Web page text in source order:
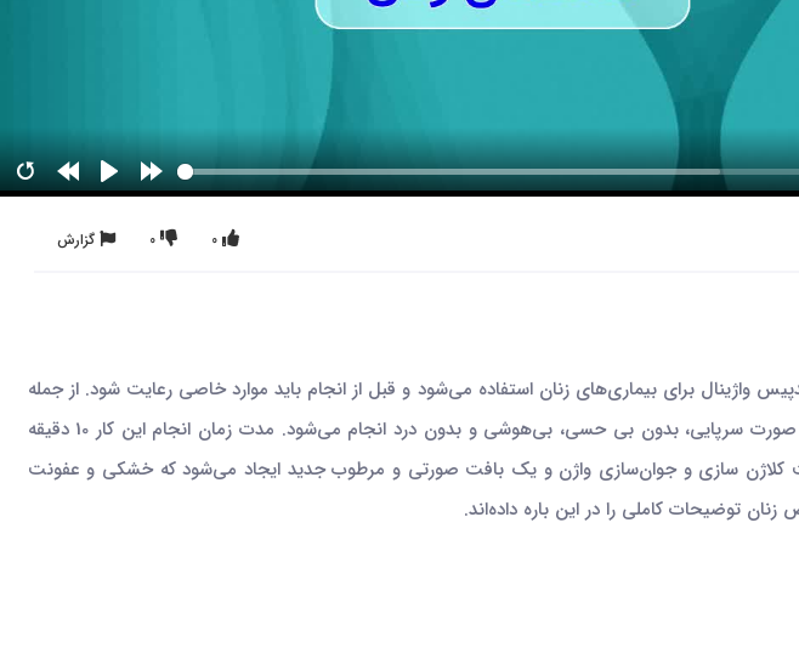
گزارش 0 0
واژینال برای بیماری‌های زنان استفاده می‌شود و قبل از انجام باید موارد خاصی رعایت شود. از جمله
اینکه دور روز قبل از انجام لیزر به بیمار آنتی بیوتیک و پماد داخلی و قرص داده می‌شود. همچنین این کار به صورت سرپایی، بدون بی حسی، بی‌هوشی و بدون درد انجام می‌شود‌. مدت زمان انجام این کار 10 دقیقه
باعث کلاژن سازی و جوان‌سازی واژن و یک بافت صورتی و مرطوب جدید ایجاد می‌شود که خشکی و عفونت
توضیحات کاملی را در این باره داده‌اند.